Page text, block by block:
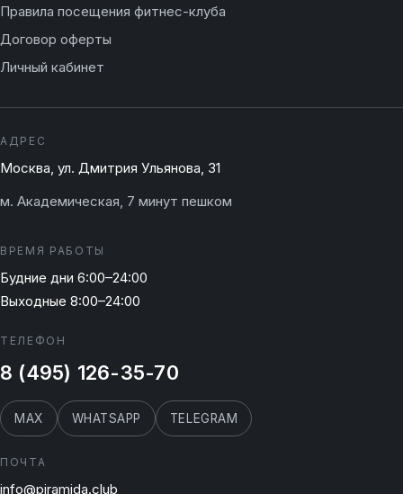
Правила посещения фитнес-клуба
Договор оферты
Личный кабинет
АДРЕС
Москва, ул. Дмитрия Ульянова, 31
м. Академическая, 7 минут пешком
ВРЕМЯ РАБОТЫ
Будние дни 6:00–24:00
Выходные 8:00–24:00
ТЕЛЕФОН
8 (495) 126-35-70
MAX WHATSAPP TELEGRAM
ПОЧТА
info@piramida.club